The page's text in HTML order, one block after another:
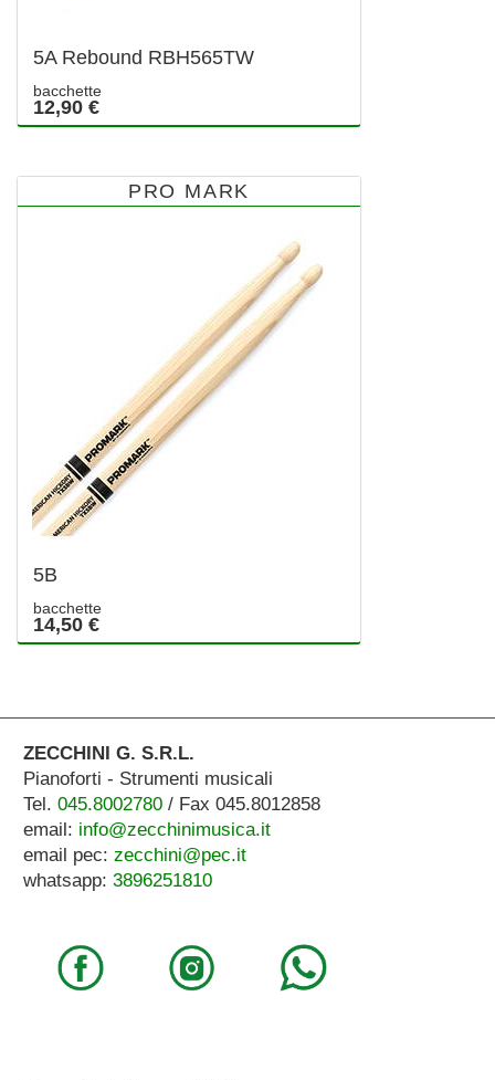
5A Rebound RBH565TW
bacchette
12,90 €
PRO MARK
5B
bacchette
14,50 €
ZECCHINI G. S.R.L.
Pianoforti - Strumenti musicali
Tel. 045.8002780/ Fax 045.8012858
email: info@zecchinimusica.it
email pec: zecchini@pec.it
whatsapp: 3896251810